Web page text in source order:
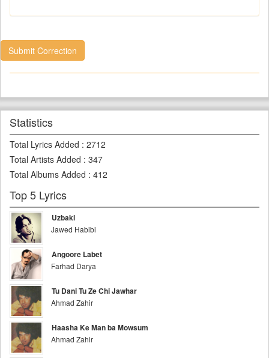
Submit Correction
Statistics
Total Lyrics Added : 2712
Total Artists Added : 347
Total Albums Added : 412
Top 5 Lyrics
Uzbaki
Jawed Habibi
Angoore Labet
Farhad Darya
Tu Dani Tu Ze Chi Jawhar
Ahmad Zahir
Haasha Ke Man ba Mowsum
Ahmad Zahir